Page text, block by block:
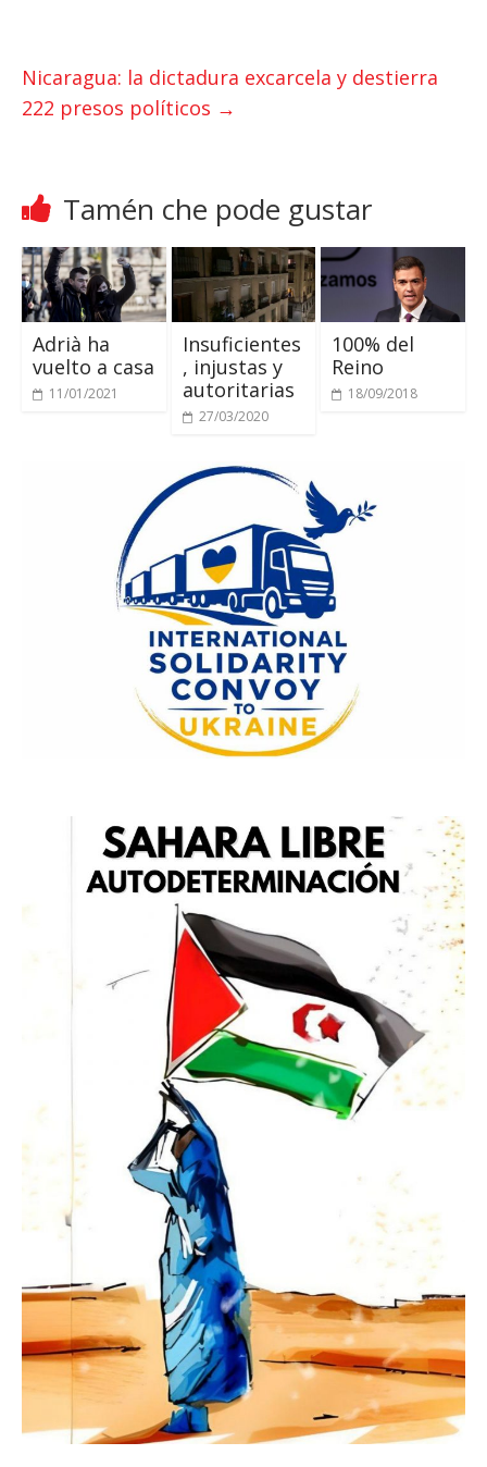
p
k
Nicaragua: la dictadura excarcela y destierra
222 presos políticos →
Tamén che pode gustar
Adrià ha
vuelto a casa
11/01/2021
Insuficientes
, injustas y
autoritarias
27/03/2020
100% del
Reino
18/09/2018